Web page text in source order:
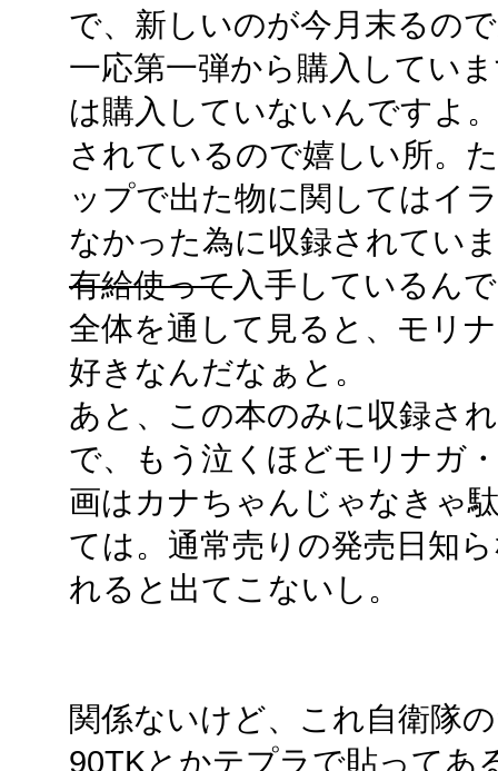
で、新しいのが今月末るの
一応第一弾から購入してい
は購入していないんですよ
されているので嬉しい所。
ップで出た物に関してはイ
なかった為に収録されてい
有給使って入手しているん
全体を通して見ると、モリ
好きなんだなぁと。
あと、この本のみに収録さ
で、もう泣くほどモリナガ
画はカナちゃんじゃなきゃ
ては。通常売りの発売日知
れると出てこないし。
関係ないけど、これ自衛隊
90TKとかテプラで貼ってあ